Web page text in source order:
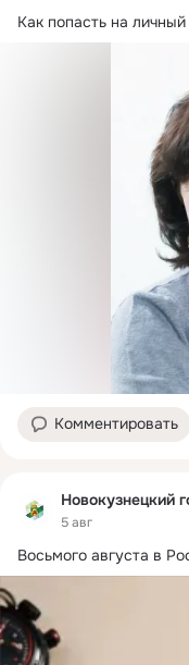
Как попасть на
Комментировать
5 авг
Восьмого августа в